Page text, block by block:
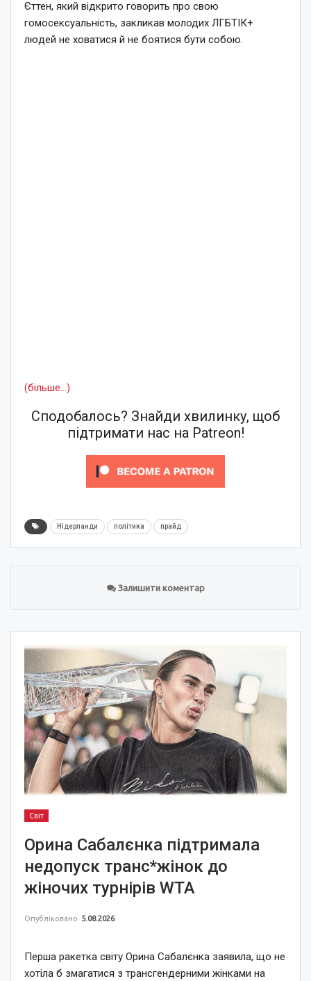
Єттен, який відкрито говорить про свою
гомосексуальність, закликав молодих ЛГБТІК+
людей не ховатися й не боятися бути собою.
(більше…)
Сподобалось? Знайди хвилинку, щоб
підтримати нас на Patreon!
Нідерланди політика прайд
Залишити коментар
Світ
Орина Сабалєнка підтримала
недопуск транс*жінок до
жіночих турнірів WTA
Опубліковано 5.08.2026
Перша ракетка світу Орина Сабалєнка заявила, що не
хотіла б змагатися з трансгендерними жінками на